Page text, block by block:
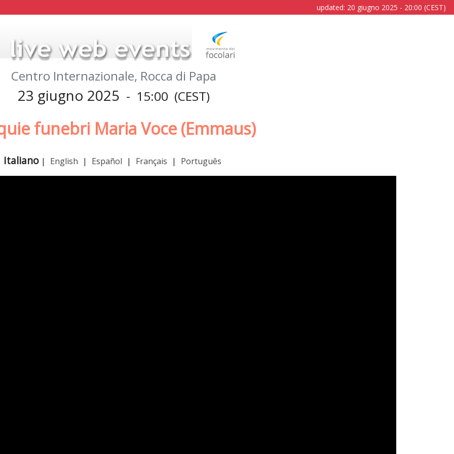
updated: 20 giugno 2025 - 20:00 (CEST)
Centro Internazionale, Rocca di Papa
23 giugno 2025 - 15:00 (CEST)
funebri Maria Voce (Emmaus)
Italiano| English | Español | Français | Português